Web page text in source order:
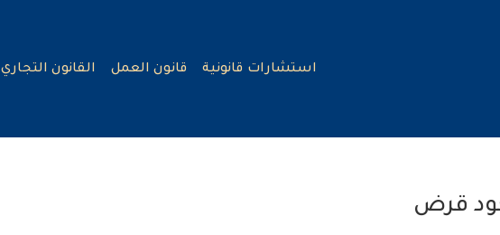
استشارات قانونية قانون العمل القانون التجاري
قرض